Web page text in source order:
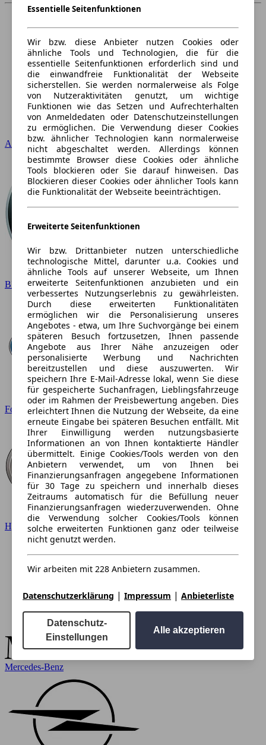
Audi
BMW
Ford
Hyundai
Mercedes-Benz
Essentielle Seitenfunktionen
Wir bzw. diese Anbieter nutzen Cookies oder
ähnliche Tools und Technologien, die für die
essentielle Seitenfunktionen erforderlich sind und
die einwandfreie Funktionalität der Webseite
sicherstellen. Sie werden normalerweise als Folge
von Nutzeraktivitäten genutzt, um wichtige
Funktionen wie das Setzen und Aufrechterhalten
von Anmeldedaten oder Datenschutzeinstellungen
zu ermöglichen. Die Verwendung dieser Cookies
bzw. ähnlicher Technologien kann normalerweise
nicht abgeschaltet werden. Allerdings können
bestimmte Browser diese Cookies oder ähnliche
Tools blockieren oder Sie darauf hinweisen. Das
Blockieren dieser Cookies oder ähnlicher Tools kann
die Funktionalität der Webseite beeinträchtigen.
Erweiterte Seitenfunktionen
Wir bzw. Drittanbieter nutzen unterschiedliche
technologische Mittel, darunter u.a. Cookies und
ähnliche Tools auf unserer Webseite, um Ihnen
erweiterte Seitenfunktionen anzubieten und ein
verbessertes Nutzungserlebnis zu gewährleisten.
Durch diese erweiterten Funktionalitäten
ermöglichen wir die Personalisierung unseres
Angebotes - etwa, um Ihre Suchvorgänge bei einem
späteren Besuch fortzusetzen, Ihnen passende
Angebote aus Ihrer Nähe anzuzeigen oder
personalisierte Werbung und Nachrichten
bereitzustellen und diese auszuwerten. Wir
speichern Ihre E-Mail-Adresse lokal, wenn Sie diese
für gespeicherte Suchanfragen, Lieblingsfahrzeuge
oder im Rahmen der Preisbewertung angeben. Dies
erleichtert Ihnen die Nutzung der Webseite, da eine
erneute Eingabe bei späteren Besuchen entfällt. Mit
Ihrer Einwilligung werden nutzungsbasierte
Informationen an von Ihnen kontaktierte Händler
übermittelt. Einige Cookies/Tools werden von den
Anbietern verwendet, um von Ihnen bei
Finanzierungsanfragen angegebene Informationen
für 30 Tage zu speichern und innerhalb dieses
Zeitraums automatisch für die Befüllung neuer
Finanzierungsanfragen wiederzuverwenden. Ohne
die Verwendung solcher Cookies/Tools können
solche erweiterten Funktionen ganz oder teilweise
nicht genutzt werden.
Wir arbeiten mit 228 Anbietern zusammen.
Datenschutzerklärung | Impressum | Anbieterliste
Datenschutz-
Einstellungen
Alle akzeptieren